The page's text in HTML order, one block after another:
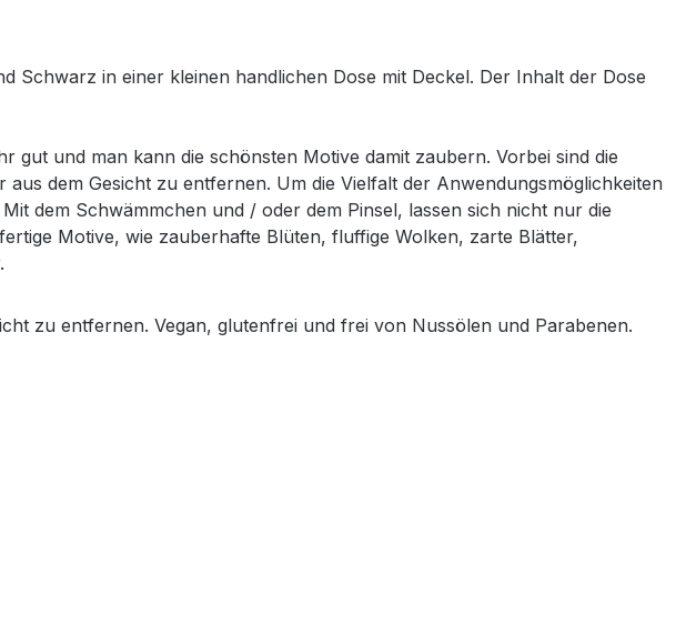
Schwarz in einer kleinen handlichen Dose mit Deckel. Der Inhalt der Dose
gut und man kann die schönsten Motive damit zaubern. Vorbei sind die
dem Gesicht zu entfernen. Um die Vielfalt der Anwendungsmöglichkeiten
dem Schwämmchen und / oder dem Pinsel, lassen sich nicht nur die
Motive, wie zauberhafte Blüten, fluffige Wolken, zarte Blätter,
zu entfernen. Vegan, glutenfrei und frei von Nussölen und Parabenen.